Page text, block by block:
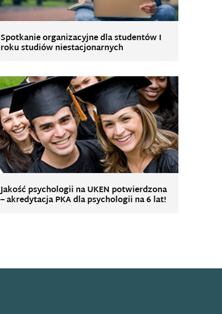
Spotkanie organizacyjne dla studentów I
roku studiów niestacjonarnych
Jakość psychologii na UKEN potwierdzona
– akredytacja PKA dla psychologii na 6 lat!